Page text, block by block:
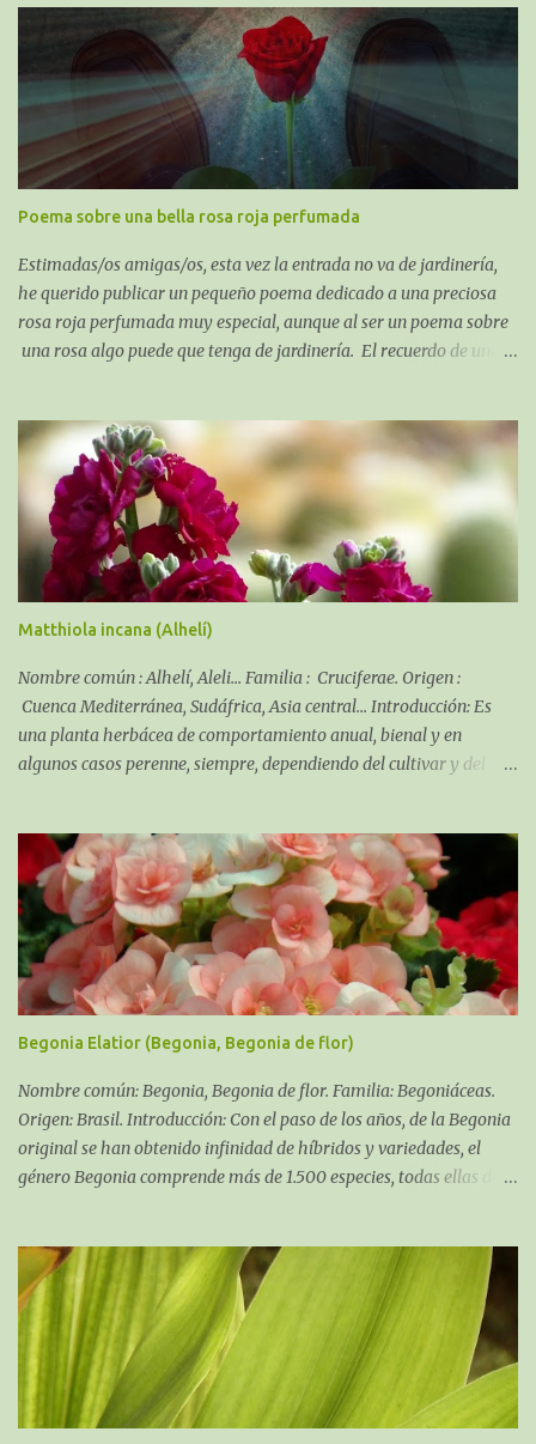
la idea de macetas nuevas, debido a la gran envergadura de las
mismas, es más, no entraban en el coche, ni en el maletero, ni por
la puerta para colocar en el asiento trasero, así que decidí plantar
en suelo.
Poema sobre una bella rosa roja perfumada
Estimadas/os amigas/os, esta vez la entrada no va de jardinería,
he querido publicar un pequeño poema dedicado a una preciosa
rosa roja perfumada muy especial, aunque al ser un poema sobre
una rosa algo puede que tenga de jardinería. El recuerdo de una
Matthiola incana (Alhelí)
Nombre común : Alhelí, Aleli... Familia : Cruciferae. Origen :
Cuenca Mediterránea, Sudáfrica, Asia central... Introducción: Es
una planta herbácea de comportamiento anual, bienal y en
algunos casos perenne, siempre, dependiendo del cultivar y del
Begonia Elatior (Begonia, Begonia de flor)
Nombre común: Begonia, Begonia de flor. Familia: Begoniáceas.
Origen: Brasil. Introducción: Con el paso de los años, de la Begonia
original se han obtenido infinidad de híbridos y variedades, el
género Begonia comprende más de 1.500 especies, todas ellas de
en los mercados desde hace muchos años.